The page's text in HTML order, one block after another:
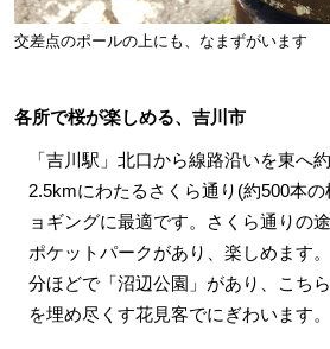
交差点のポールの上にも、なまずがいます
各所で桜が楽しめる、吉川市
「吉川駅」北口から線路沿いを東へ
2.5kmにわたるさくら通り(約500本
ョギングに最適です。さくら通りの
ポケットパークがあり、楽しめます
分ほどで「沼辺公園」があり、こち
を埋め尽くす花見客でにぎわいます。